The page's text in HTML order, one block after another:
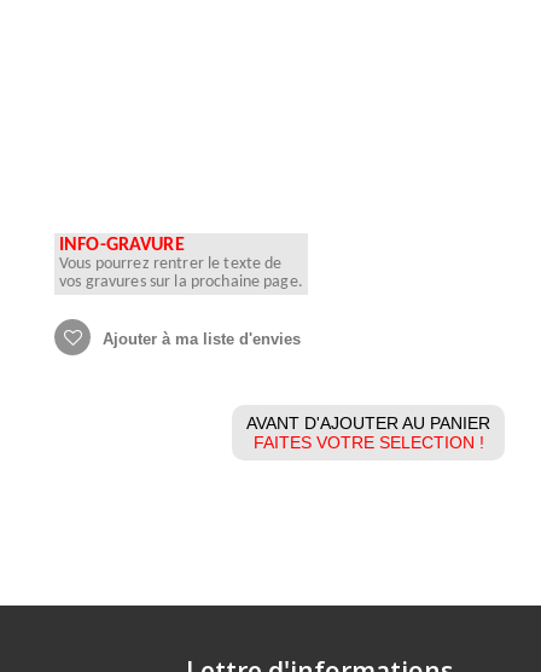
INFO-GRAVURE
Vous pourrez rentrer le texte de
vos gravures sur la prochaine page.
Ajouter à ma liste d'envies
AVANT D'AJOUTER AU PANIER
FAITES VOTRE SELECTION !